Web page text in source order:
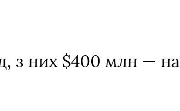
з них $400 млн — на